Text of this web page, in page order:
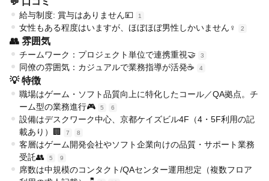
給与制度: 賞与はありません💴 1
女性もある程度はいますが、ほぼほぼ男性しかいません♀️ 2
👥 雰囲気
チームワーク：プロジェクト単位で連携重視🤝 3
同僚の雰囲気：カジュアルで業務指導が活発☕ 4
💡 特徴
職場はゲーム・ソフト品質向上に特化したコール／QA拠点。チ
ーム型の業務進行🎮
5 6
設備はデスクワーク中心、京都ケイズビル4F（4・5F利用の記
載あり）🏢
7 8
客層はゲーム開発会社やソフト企業向けの品質・サポート業務
受託👥
5 9
席数は中規模のコンタクト/QAセンター運用想定（複数フロア